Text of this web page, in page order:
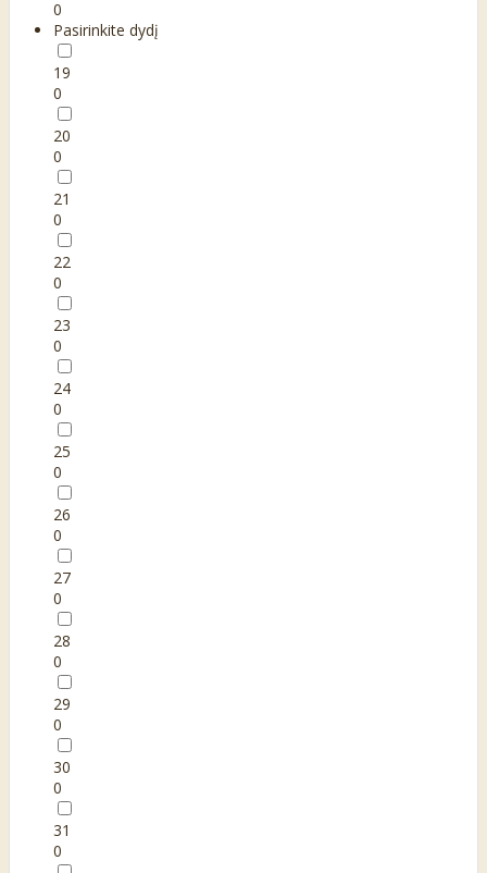
0
Pasirinkite dydį
19
0
20
0
21
0
22
0
23
0
24
0
25
0
26
0
27
0
28
0
29
0
30
0
31
0